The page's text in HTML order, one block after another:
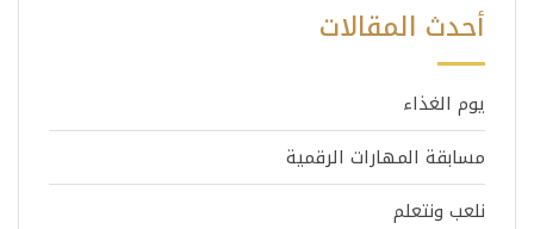
أحدث المقالات
يوم الغذاء
مسابقة المهارات الرقمية
نلعب ونتعلم